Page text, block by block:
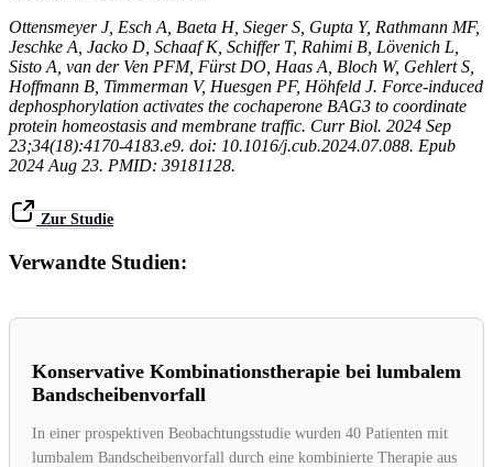
Ottensmeyer J, Esch A, Baeta H, Sieger S, Gupta Y, Rathmann MF,
Jeschke A, Jacko D, Schaaf K, Schiffer T, Rahimi B, Lövenich L,
Sisto A, van der Ven PFM, Fürst DO, Haas A, Bloch W, Gehlert S,
Hoffmann B, Timmerman V, Huesgen PF, Höhfeld J. Force-induced
dephosphorylation activates the cochaperone BAG3 to coordinate
protein homeostasis and membrane traffic. Curr Biol. 2024 Sep
23;34(18):4170-4183.e9. doi: 10.1016/j.cub.2024.07.088. Epub
2024 Aug 23. PMID: 39181128.
Zur Studie
Verwandte Studien:
Konservative Kombinationstherapie bei lumbalem
Bandscheibenvorfall
In einer prospektiven Beobachtungsstudie wurden 40 Patienten mit
lumbalem Bandscheibenvorfall durch eine kombinierte Therapie aus